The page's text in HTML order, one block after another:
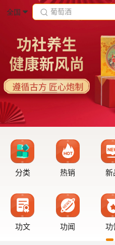
全国 葡萄酒
分类 热销 新
功文 功闻 功